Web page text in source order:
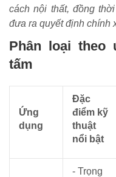
cách nội thất, đồng
đưa ra quyết định chính
Phân loại theo
tấm
Ứng
dụng
Đặc
điểm kỹ
thuật
nổi bật
- Trọng